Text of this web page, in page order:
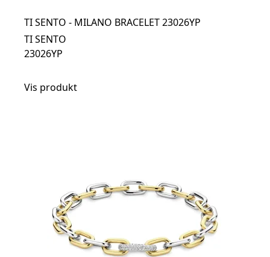
TI SENTO - MILANO BRACELET 23026YP
TI SENTO
23026YP
Vis produkt